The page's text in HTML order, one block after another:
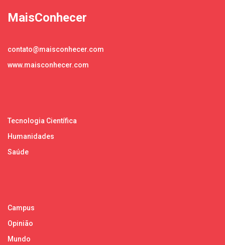
MaisConhecer
contato@maisconhecer.com
www.maisconhecer.com
Tecnologia Científica
Humanidades
Saúde
Campus
Opinião
Mundo